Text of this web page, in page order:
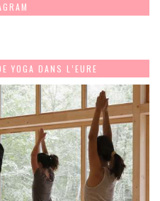
YOGA DANS L’EURE